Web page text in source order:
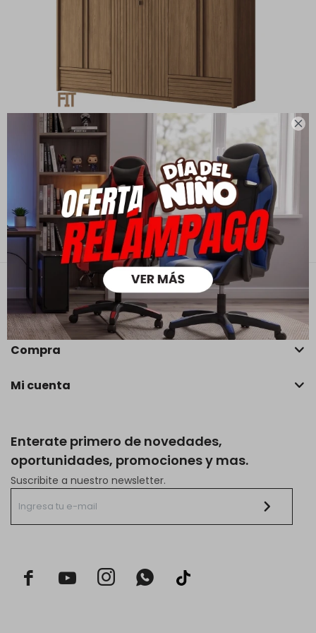

Ropero Demócrata 6 Puertas - Linea Fit - Marrón
21.190 $ 29.990
$14.833
$16.952
Enterate primero de novedades,
oportunidades, promociones y mas.
Suscribite a nuestro newsletter.
  
Contacto
Empresa
Compra
Mi cuenta